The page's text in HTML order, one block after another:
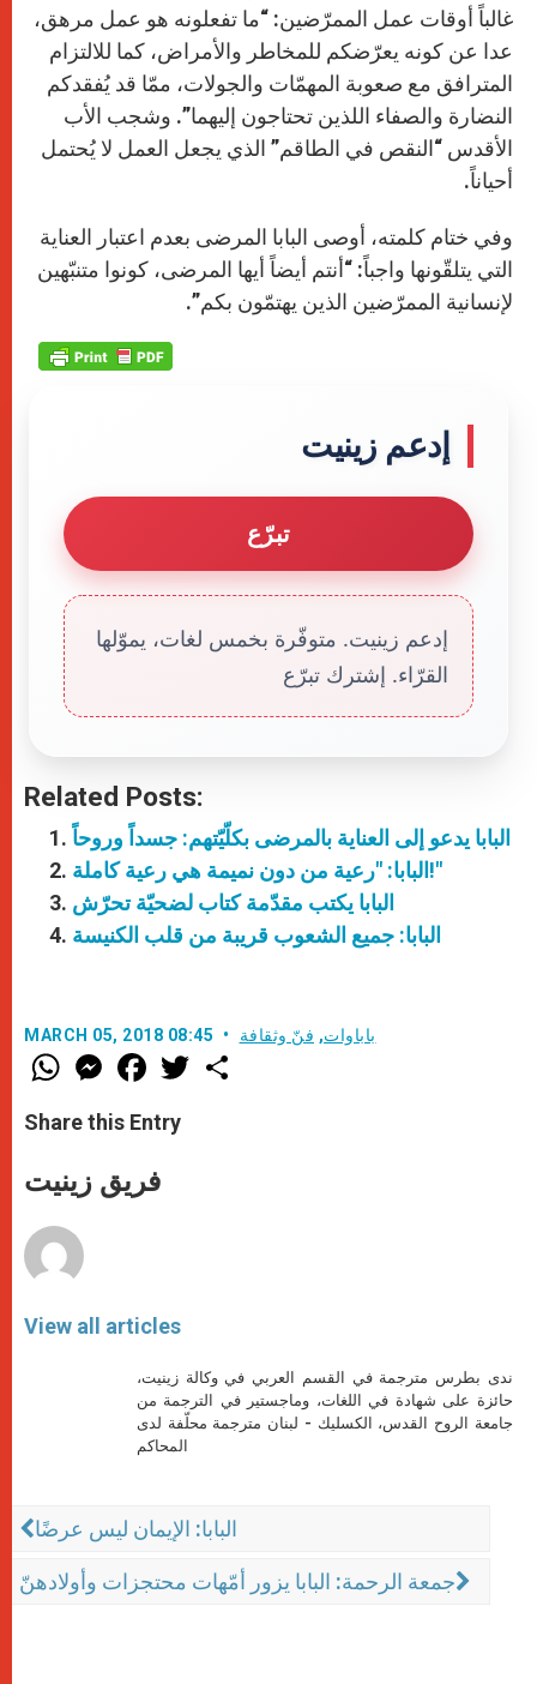
غالباً أوقات عمل الممرّضين: “ما تفعلونه هو عمل مرهق،
عدا عن كونه يعرّضكم للمخاطر والأمراض، كما للالتزام
المترافق مع صعوبة المهمّات والجولات، ممّا قد يُفقدكم
النضارة والصفاء اللذين تحتاجون إليهما”. وشجب الأب
الأقدس “النقص في الطاقم” الذي يجعل العمل لا يُحتمل
أحياناً.
وفي ختام كلمته، أوصى البابا المرضى بعدم اعتبار العناية
التي يتلقّونها واجباً: “أنتم أيضاً أيها المرضى، كونوا متنبّهين
لإنسانية الممرّضين الذين يهتمّون بكم”.
إدعم زينيت
تبرّع
إدعم زينيت. متوفّرة بخمس لغات، يموّلها
القرّاء. إشترك تبرّع
Related Posts:
البابا يدعو إلى العناية بالمرضى بكلّيّتهم: جسداً وروحاً
البابا: "رعية من دون نميمة هي رعية كاملة!"
البابا يكتب مقدّمة كتاب لضحيّة تحرّش
البابا: جميع الشعوب قريبة من قلب الكنيسة
MARCH 05, 2018 08:45 باباوات, فنّ وثقافة
W
h
t
s
p
p
M
e
s
e
g
e
F
a
e
b
o
k
w
Share this Entry
فريق زينيت
View all articles
ندى بطرس مترجمة في القسم العربي في وكالة زينيت،
حائزة على شهادة في اللغات، وماجستير في الترجمة من
جامعة الروح القدس، الكسليك - لبنان مترجمة محلّفة لدى
المحاكم
البابا: الإيمان ليس عرضًا
جمعة الرحمة: البابا يزور أمّهات محتجزات وأولادهنّ